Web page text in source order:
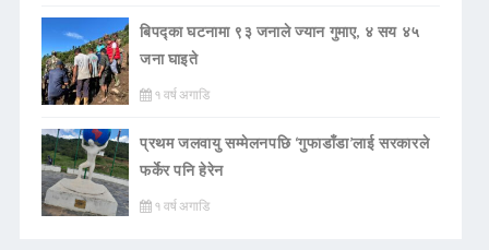
बिपद्का घटनामा ९३ जनाले ज्यान गुमाए, ४ सय ४५
जना घाइते
१ वर्ष अगाडि
प्रथम जलवायु सम्मेलनपछि ‘गुफाडाँडा’लाई सरकारले
फर्केर पनि हेरेन
१ वर्ष अगाडि